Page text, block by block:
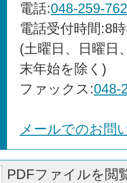
電話:048-259-
電話受付時間:8
(土曜日、日曜日
末年始を除く)
ファックス:048-
メールでのお問
PDFファイルを閲